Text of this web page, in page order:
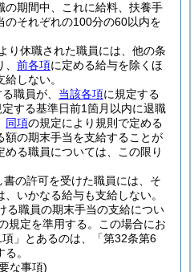
の期間中、これに給料、扶養手
のそれぞれの100分の60以内を
り休職された職員には、他の条
前各項に定める給与を除くほ
しない。
職員が、 当該各項に規定する
定する基準日前1箇月以内に退職
同項の規定により規則で定める
額の期末手当を支給することが
める職員については、この限り
の許可を受けた職員には、そ
いかなる給与も支給しない。
る職員の期末手当の支給につい
規定を準用する。
この場合にお
」とあるのは、「第32条第6
。
な事項)